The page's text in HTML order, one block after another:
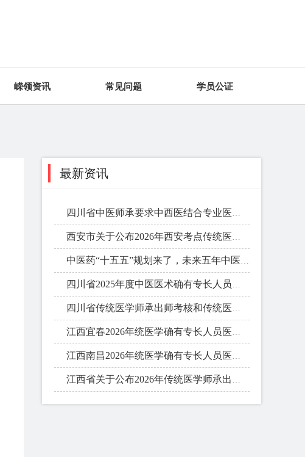
嵘领资讯 常见问题 学员公证
最新资讯
四川省中医师承要求中西医结合专业医师不能做为指导老师
西安市关于公布2026年西安考点传统医学医术确有专长人员考核结果的通
中医药“十五五”规划来了，未来五年中医人迎来黄金发展期!
四川省2025年度中医医术确有专长人员医师资格考核定于26年9月4日开考
四川省传统医学师承出师考核和传统医学医术确有专长考核合格人员名单
江西宜春2026年统医学确有专长人员医师资格考核合格人员名单公布
江西南昌2026年统医学确有专长人员医师资格考核合格人员名单公布
江西省关于公布2026年传统医学师承出师考核合格名单的通知